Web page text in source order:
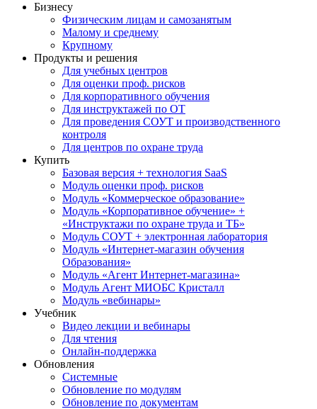
Бизнесу
Физическим лицам и самозанятым
Малому и среднему
Крупному
Продукты и решения
Для учебных центров
Для оценки проф. рисков
Для корпоративного обучения
Для инструктажей по ОТ
Для проведения СОУТ и производственного
контроля
Для центров по охране труда
Купить
Базовая версия + технология SaaS
Модуль оценки проф. рисков
Модуль «Коммерческое образование»
Модуль «Корпоративное обучение» +
«Инструктажи по охране труда и ТБ»
Модуль СОУТ + электронная лаборатория
Модуль «Интернет-магазин обучения
Образования»
Модуль «Агент Интернет-магазина»
Модуль Агент МИОБС Кристалл
Модуль «вебинары»
Учебник
Видео лекции и вебинары
Для чтения
Онлайн-поддержка
Обновления
Системные
Обновление по модулям
Обновление по документам